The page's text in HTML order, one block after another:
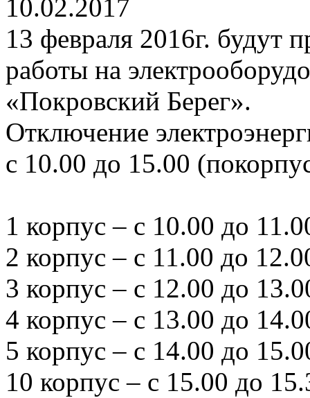
10.02.2017
13 февраля 2016г. будут
работы на
«Покровский Берег».
Отключение
с 10.00 до 15.00
1 корпус – с 10.00 до
2 корпус – с 11.00 до
3 корпус – с 12.00 до
4 корпус – с 13.00 до
5 корпус – с 14.00 до
10 корпус – с 15.00 до